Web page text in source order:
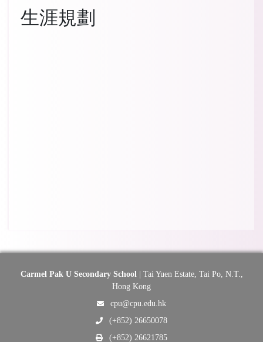
生涯規劃
Carmel Pak U Secondary School| Tai Yuen Estate, Tai Po, N.T.,
Hong Kong
cpu@cpu.edu.hk
(+852) 26650078
(+852) 26621785